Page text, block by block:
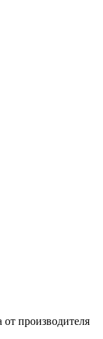
производителя